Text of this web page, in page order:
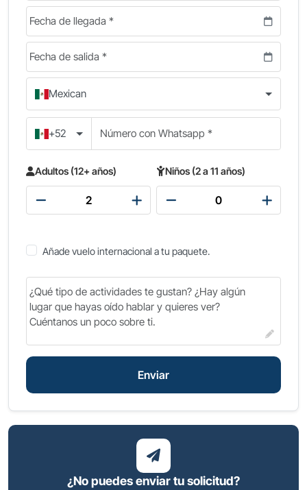
Mexican
+52
Adultos (12+ años) Niños (2 a 11 años)
Añade vuelo internacional a tu paquete.
Enviar
¿No puedes enviar tu solicitud?